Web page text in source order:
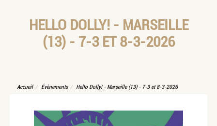
HELLO DOLLY! - MARSEILLE
(13) - 7-3 ET 8-3-2026
Accueil Évènements Hello Dolly! - Marseille (13) - 7-3 et 8-3-2026